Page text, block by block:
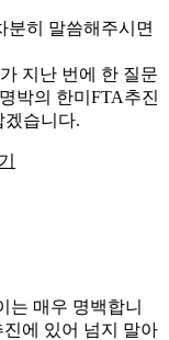
분히 말씀해주시면
지난 번에 한 질문
박의 한미FTA추진
겠습니다.
는 매우 명백합니
에 있어 넘지 말아